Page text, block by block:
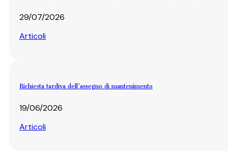
29/07/2026
Articoli
Richiesta tardiva dell’assegno di mantenimento
19/06/2026
Articoli